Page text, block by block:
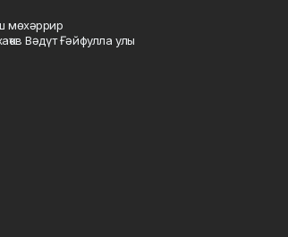
мөхәррир
Вәдүт Ғәйфулла улы